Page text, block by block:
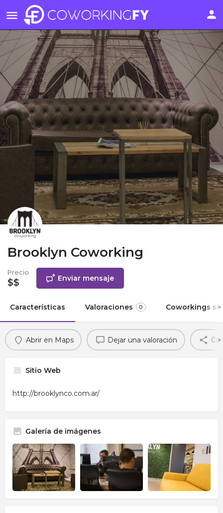
Brooklyn Coworking
Precio
$$ Enviar mensaje
Características Valoraciones 0 Coworkings
Abrir en Maps Dejar una valoración
Sitio Web
http://brooklynco.com.ar/
Galería de imágenes